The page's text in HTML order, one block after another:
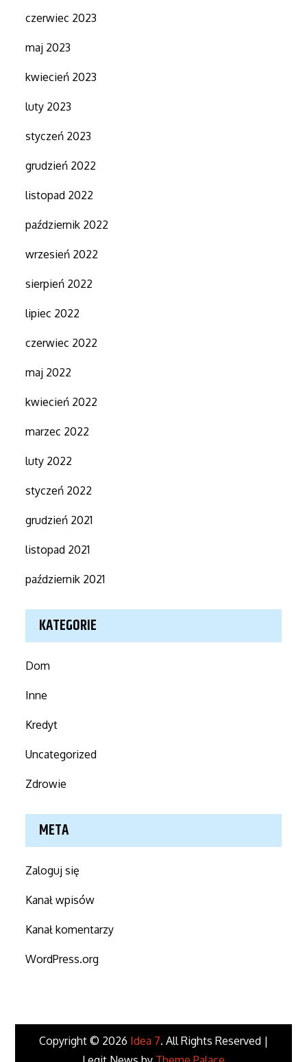
czerwiec 2023
maj 2023
kwiecień 2023
luty 2023
styczeń 2023
grudzień 2022
listopad 2022
październik 2022
wrzesień 2022
sierpień 2022
lipiec 2022
czerwiec 2022
maj 2022
kwiecień 2022
marzec 2022
luty 2022
styczeń 2022
grudzień 2021
listopad 2021
październik 2021
KATEGORIE
Dom
Inne
Kredyt
Uncategorized
Zdrowie
META
Zaloguj się
Kanał wpisów
Kanał komentarzy
WordPress.org
Copyright © 2026 Idea 7. All Rights Reserved |